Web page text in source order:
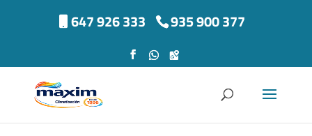
647 926 333 935 900 377